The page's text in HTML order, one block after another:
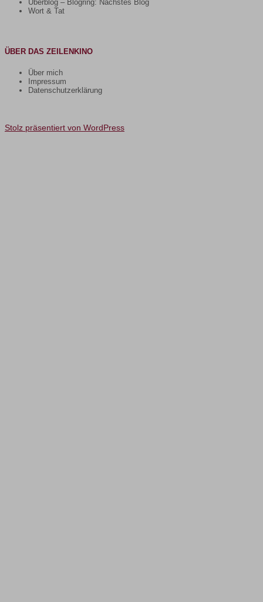
Uberblog – Blogring: Nächstes Blog
Wort & Tat
ÜBER DAS ZEILENKINO
Über mich
Impressum
Datenschutzerklärung
Stolz präsentiert von WordPress